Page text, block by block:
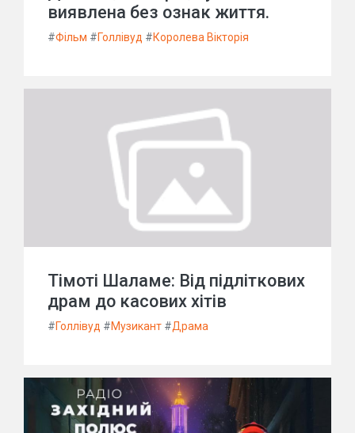
виявлена без ознак життя.
#Фільм #Голлівуд #Королева Вікторія
Тімоті Шаламе: Від підліткових
драм до касових хітів
#Голлівуд #Музикант #Драма